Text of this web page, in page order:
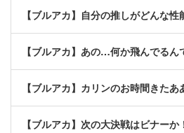
【ブルアカ】自分の推しがどんな性
【ブルアカ】あの…何か飛んでるん
【ブルアカ】カリンのお時間きたあ
【ブルアカ】次の大決戦はビナーか